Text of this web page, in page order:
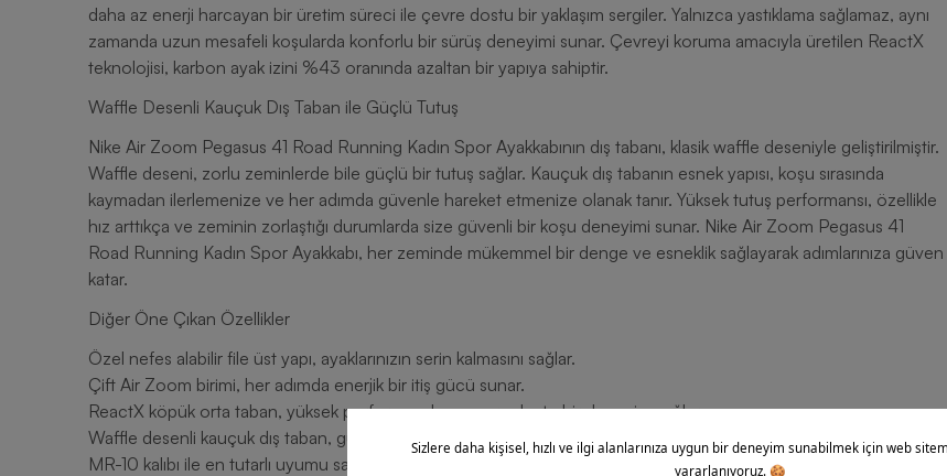
daha az enerji harcayan bir üretim süreci ile çevre dostu bir yaklaşım sergiler. Yalnızca yastıklama sağlamaz, aynı
zamanda uzun mesafeli koşularda konforlu bir sürüş deneyimi sunar. Çevreyi koruma amacıyla üretilen ReactX
teknolojisi, karbon ayak izini %43 oranında azaltan bir yapıya sahiptir.
Waffle Desenli Kauçuk Dış Taban ile Güçlü Tutuş
Nike Air Zoom Pegasus 41 Road Running Kadın Spor Ayakkabının dış tabanı, klasik waffle deseniyle geliştirilmiştir.
Waffle deseni, zorlu zeminlerde bile güçlü bir tutuş sağlar. Kauçuk dış tabanın esnek yapısı, koşu sırasında
kaymadan ilerlemenize ve her adımda güvenle hareket etmenize olanak tanır. Yüksek tutuş performansı, özellikle
hız arttıkça ve zeminin zorlaştığı durumlarda size güvenli bir koşu deneyimi sunar. Nike Air Zoom Pegasus 41
Road Running Kadın Spor Ayakkabı, her zeminde mükemmel bir denge ve esneklik sağlayarak adımlarınıza güven
katar.
Diğer Öne Çıkan Özellikler
Özel nefes alabilir file üst yapı, ayaklarınızın serin kalmasını sağlar.
Çift Air Zoom birimi, her adımda enerjik bir itiş gücü sunar.
ReactX köpük orta taban, yüksek performanslı ve çevre dostu bir deneyim sağlar.
Waffle desenli kauçuk dış taban, güçlü tutuş ve esneklik sunar.
MR-10 kalıbı ile en tutarlı uyumu sağlar.